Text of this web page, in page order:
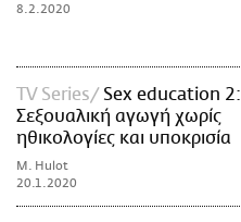
8.2.2020
TV Series
Sex education 2:
Σεξουαλική αγωγή χωρίς
ηθικολογίες και υποκρισία
M. Hulot
20.1.2020